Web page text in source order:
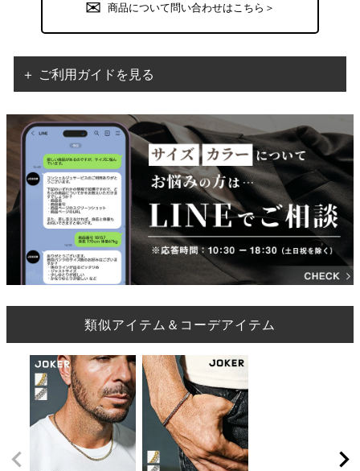
商品について問い合わせはこちら＞
＋ ご利用ガイドを見る
類似アイテム＆コーデアイテム